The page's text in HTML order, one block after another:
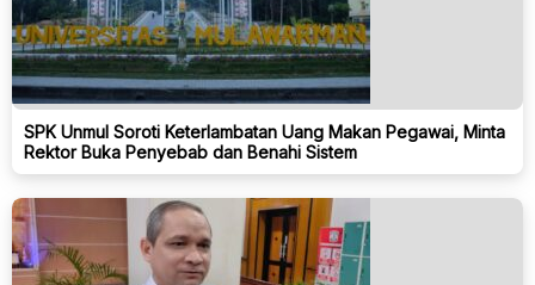
SPK Unmul Soroti Keterlambatan Uang Makan Pegawai, Minta
Rektor Buka Penyebab dan Benahi Sistem